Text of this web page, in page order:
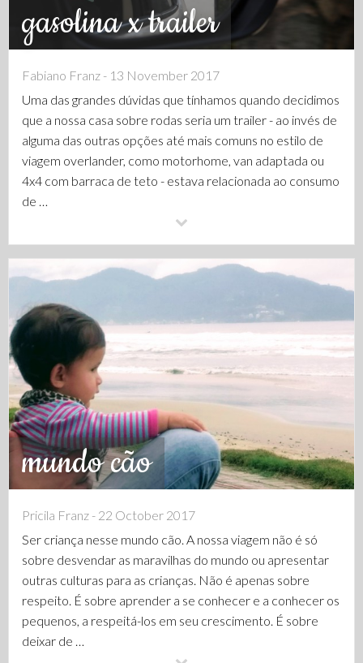
gasolina x trailer
Fabiano Franz - 13 November 2017
Uma das grandes dúvidas que tínhamos quando decidimos
que a nossa casa sobre rodas seria um trailer - ao invés de
alguma das outras opções até mais comuns no estilo de
viagem overlander, como motorhome, van adaptada ou
4x4 com barraca de teto - estava relacionada ao consumo
de …
mundo cão
Pricila Franz - 22 October 2017
Ser criança nesse mundo cão. A nossa viagem não é só
sobre desvendar as maravilhas do mundo ou apresentar
outras culturas para as crianças. Não é apenas sobre
respeito. É sobre aprender a se conhecer e a conhecer os
pequenos, a respeitá-los em seu crescimento. É sobre
deixar de …